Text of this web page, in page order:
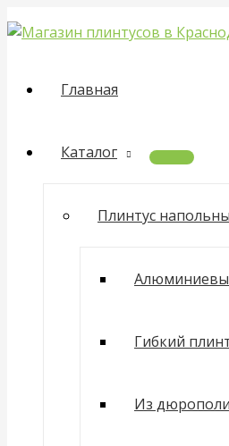
к
Главная
Каталог
Плинтус
Гибкий
Из